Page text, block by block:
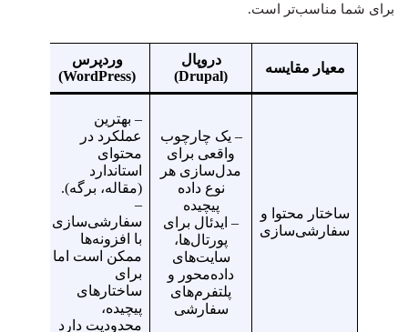
برای شما مناسب‌تر است.
معیار مقایسه
دروپال
(Drupal)
وردپرس
(WordPress)
ساختار محتوا و
سفارشی‌سازی
– یک چارچوب
واقعی برای
مدل‌سازی هر
نوع داده
پیچیده
– ایدئال برای
پورتال‌ها،
سایت‌های
داده‌محور و
پلتفرم‌های
سفارشی
– بهترین
عملکرد در
محتوای
استاندارد
(مقاله، برگه).
–
سفارشی‌سازی
با افزونه‌ها
ممکن است اما
برای
ساختارهای
پیچیده،
محدودیت دارد